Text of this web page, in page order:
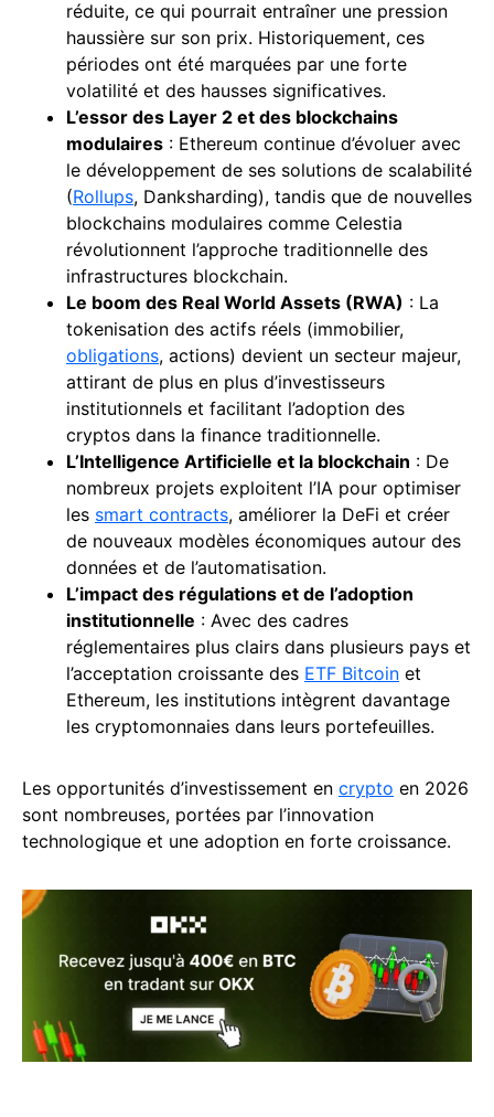
réduite, ce qui pourrait entraîner une pression
haussière sur son prix. Historiquement, ces
périodes ont été marquées par une forte
volatilité et des hausses significatives.
L’essor des Layer 2 et des blockchains
modulaires : Ethereum continue d’évoluer avec
le développement de ses solutions de scalabilité
(Rollups, Danksharding), tandis que de nouvelles
blockchains modulaires comme Celestia
révolutionnent l’approche traditionnelle des
infrastructures blockchain.
Le boom des Real World Assets (RWA) : La
tokenisation des actifs réels (immobilier,
obligations, actions) devient un secteur majeur,
attirant de plus en plus d’investisseurs
institutionnels et facilitant l’adoption des
cryptos dans la finance traditionnelle.
L’Intelligence Artificielle et la blockchain : De
nombreux projets exploitent l’IA pour optimiser
les smart contracts, améliorer la DeFi et créer
de nouveaux modèles économiques autour des
données et de l’automatisation.
L’impact des régulations et de l’adoption
institutionnelle : Avec des cadres
réglementaires plus clairs dans plusieurs pays et
l’acceptation croissante des ETF Bitcoin et
Ethereum, les institutions intègrent davantage
les cryptomonnaies dans leurs portefeuilles.
Les opportunités d’investissement en crypto en 2026
sont nombreuses, portées par l’innovation
technologique et une adoption en forte croissance.